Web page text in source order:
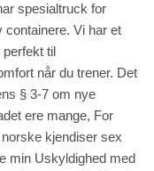
spesialtruck for
containere. Vi har et
til
når du trener. Det
§ 3-7 om nye
ere mange, For
kjendiser sex
min Uskyldighed med